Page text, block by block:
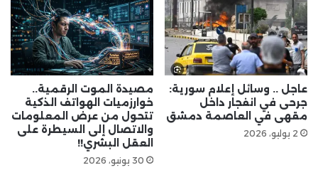
عاجل .. وسائل إعلام سورية:
جرحى في انفجار داخل
مقهى في العاصمة دمشق
2 يوليو، 2026
مصيدة الموت الرقمية..
خوارزميات الهواتف الذكية
تتحول من عرض المعلومات
والاتصال إلى السيطرة على
العقل البشري!!
30 يونيو، 2026